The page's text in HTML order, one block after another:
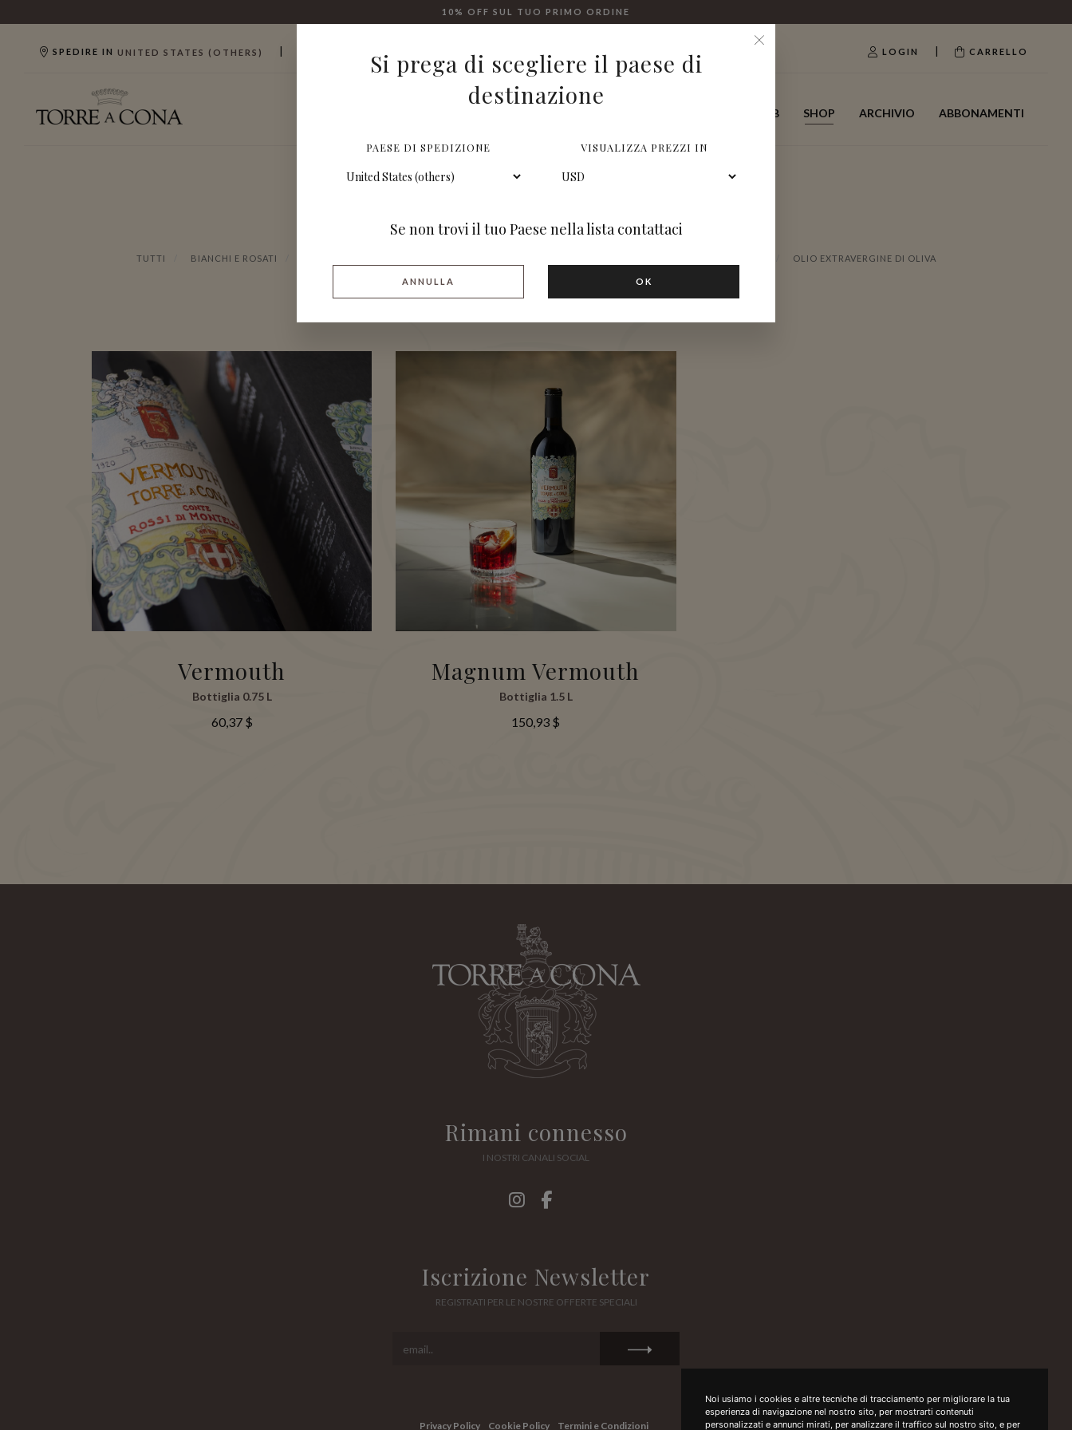
Noi usiamo i cookies e altre tecniche di tracciamento per migliorare la tua
esperienza di navigazione nel nostro sito, per mostrarti contenuti
personalizzati e annunci mirati, per analizzare il traffico sul nostro sito, e per
10% OFF SUL TUO PRIMO ORDINE
SPEDIRE IN UNITED STATES (OTHERS) | LOGIN | CARRELLO
WINE CLUB SHOP ARCHIVIO ABBONAMENTI
Vermouth
TUTTI BIANCHI E ROSATI OLIO EXTRAVERGINE DI OLIVA
Vermouth
Bottiglia 0.75 L
60,37 $
Magnum Vermouth
Bottiglia 1.5 L
150,93 $
Rimani connesso
I NOSTRI CANALI SOCIAL
Iscrizione Newsletter
REGISTRATI PER LE NOSTRE OFFERTE SPECIALI
Privacy Policy Cookie Policy Termini e Condizioni
Si prega di scegliere il paese di
destinazione
PAESE DI SPEDIZIONE VISUALIZZA PREZZI IN
Se non trovi il tuo Paese nella lista contattaci
ANNULLA OK